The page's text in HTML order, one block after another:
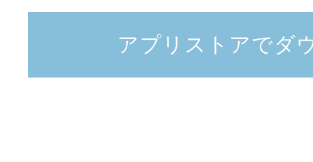
アプリストアでダ